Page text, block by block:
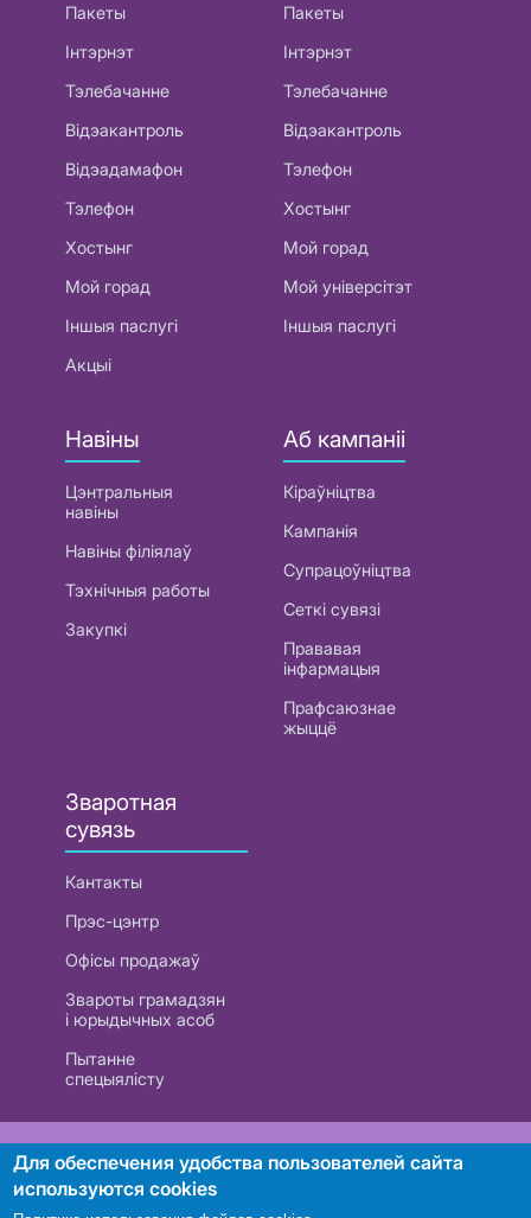
Пакеты
Інтэрнэт
Тэлебачанне
Відэакантроль
Відэадамафон
Тэлефон
Хостынг
Мой горад
Іншыя паслугі
Акцыі
Пакеты
Інтэрнэт
Тэлебачанне
Відэакантроль
Тэлефон
Хостынг
Мой горад
Мой універсітэт
Іншыя паслугі
Навіны
Цэнтральныя
навіны
Навіны філіялаў
Тэхнічныя работы
Закупкі
Аб кампаніі
Кіраўніцтва
Кампанія
Супрацоўніцтва
Сеткі сувязі
Прававая
інфармацыя
Прафсаюзнае
жыццё
Зваротная
сувязь
Кантакты
Прэс-цэнтр
Офісы продажаў
Звароты грамадзян
і юрыдычных асоб
Пытанне
спецыялісту
РУП «Белтэлекам». УНП 101007741
Для обеспечения удобства пользователей сайта
используются cookies